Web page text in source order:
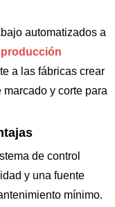
automatizados a
producción
a las fábricas crear
y corte para
de control
y una fuente
mínimo.